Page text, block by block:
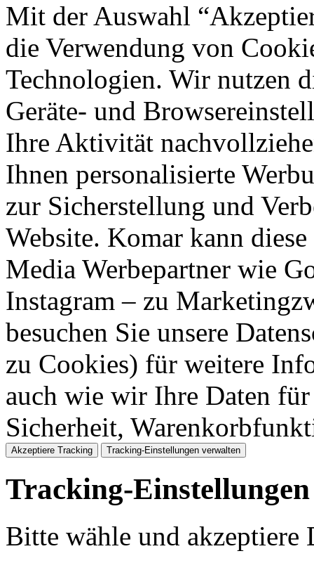
Mit der Auswahl
die Verwendung von
Technologien. Wir nutzen
Geräte- und
Ihre Aktivität
Ihnen personalisierte
zur Sicherstellung und
Website. Komar kann
Media Werbepartner wie
Instagram – zu
besuchen Sie unsere
zu Cookies) für weitere
auch wie wir Ihre Daten
Sicherheit,
Akzeptiere Tracking Tracking-Einstellungen verwalten
Tracking-
Bitte wähle und